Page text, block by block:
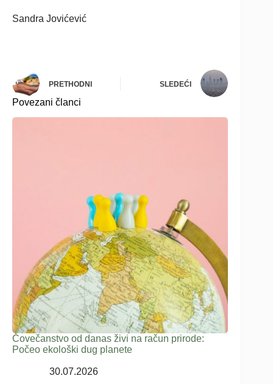
Sandra Jovićević
PRETHODNI SLEDEĆI
Povezani članci
Čovečanstvo od danas živi na račun prirode:
Počeo ekološki dug planete
30.07.2026